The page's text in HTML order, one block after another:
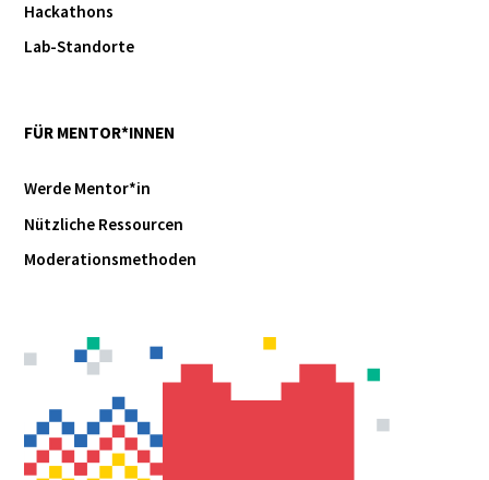
Hackathons
Lab-Standorte
FÜR MENTOR*INNEN
Werde Mentor*in
Nützliche Ressourcen
Moderationsmethoden